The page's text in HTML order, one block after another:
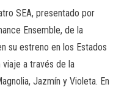
SEA, presentado por
Ensemble, de la
su estreno en los Estados
a través de la
Jazmín y Violeta. En